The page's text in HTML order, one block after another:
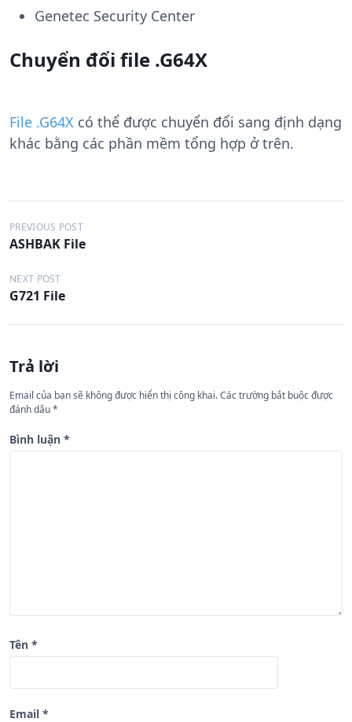
Genetec Security Center
Chuyển đổi file .G64X
File .G64X có thể được chuyển đổi sang định dạng
khác bằng các phần mềm tổng hợp ở trên.
Đ
i
ề
u
h
ớ
n
g
b
PREVIOUS POST
ASHBAK File
NEXT POST
G721 File
Trả lời
Email của bạn sẽ không được hiển thị công khai.Các trường bắt buộc được
đánh dấu*
Bình luận *
Tên *
Email *